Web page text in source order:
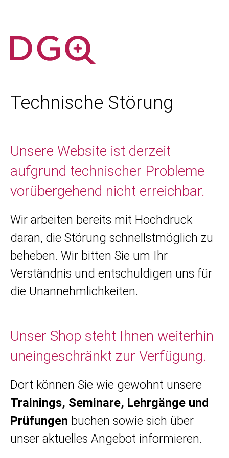
Technische Störung
Unsere Website ist derzeit
aufgrund technischer Probleme
vorübergehend nicht erreichbar.
Wir arbeiten bereits mit Hochdruck
daran, die Störung schnellstmöglich zu
beheben. Wir bitten Sie um Ihr
Verständnis und entschuldigen uns für
die Unannehmlichkeiten.
Unser Shop steht Ihnen weiterhin
uneingeschränkt zur Verfügung.
Dort können Sie wie gewohnt unsere
Trainings, Seminare, Lehrgänge und
Prüfungen buchen sowie sich über
unser aktuelles Angebot informieren.